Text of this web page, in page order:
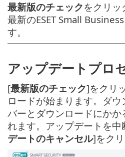
最新版のチェックをクリッ
最新のESET Small
す。
アップデートプロ
[最新版のチェック]をクリ
ロードが始まります。ダ
バーとダウンロードにかか
れます。アップデートを
デートのキャンセル]をクリ